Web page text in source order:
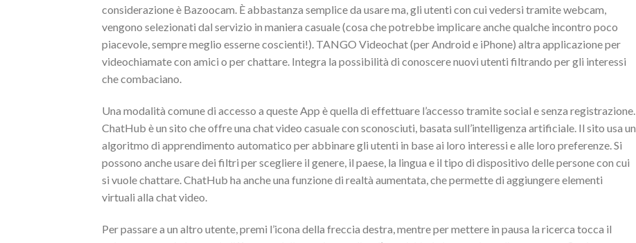
considerazione è Bazoocam. È abbastanza semplice da usare ma, gli utenti con cui vedersi tramite webcam,
vengono selezionati dal servizio in maniera casuale (cosa che potrebbe implicare anche qualche incontro poco
piacevole, sempre meglio esserne coscienti!). TANGO Videochat (per Android e iPhone) altra applicazione per
videochiamate con amici o per chattare. Integra la possibilità di conoscere nuovi utenti filtrando per gli interessi
che combaciano.
Una modalità comune di accesso a queste App è quella di effettuare l’accesso tramite social e senza registrazione.
ChatHub è un sito che offre una chat video casuale con sconosciuti, basata sull’intelligenza artificiale. Il sito usa un
algoritmo di apprendimento automatico per abbinare gli utenti in base ai loro interessi e alle loro preferenze. Si
possono anche usare dei filtri per scegliere il genere, il paese, la lingua e il tipo di dispositivo delle persone con cui
si vuole chattare. ChatHub ha anche una funzione di realtà aumentata, che permette di aggiungere elementi
virtuali alla chat video.
Per passare a un altro utente, premi l’icona della freccia destra, mentre per mettere in pausa la ricerca tocca il